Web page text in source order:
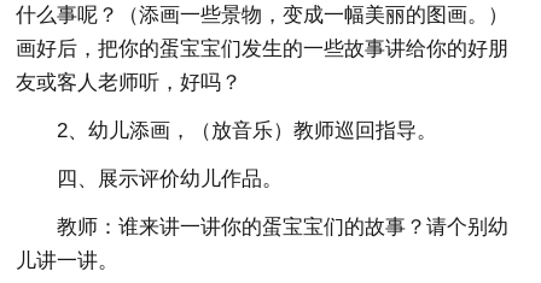
什么事呢？（添画一些景物，变成一幅美丽的图画。）
画好后，把你的蛋宝宝们发生的一些故事讲给你的好朋
友或客人老师听，好吗？
2、幼儿添画，（放音乐）教师巡回指导。
四、展示评价幼儿作品。
教师：谁来讲一讲你的蛋宝宝们的故事？请个别幼
儿讲一讲。